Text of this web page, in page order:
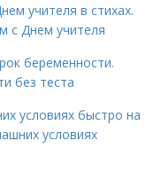
учителя в стихах.
с Днем учителя
беременности.
без теста
условиях быстро на
условиях